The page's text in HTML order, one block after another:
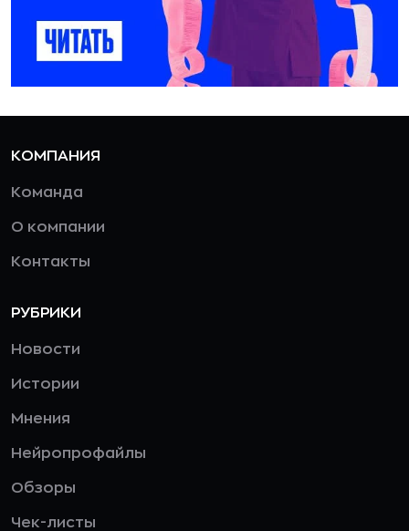
КОМПАНИЯ
Команда
О компании
Контакты
РУБРИКИ
Новости
Истории
Мнения
Нейропрофайлы
Обзоры
Чек-листы